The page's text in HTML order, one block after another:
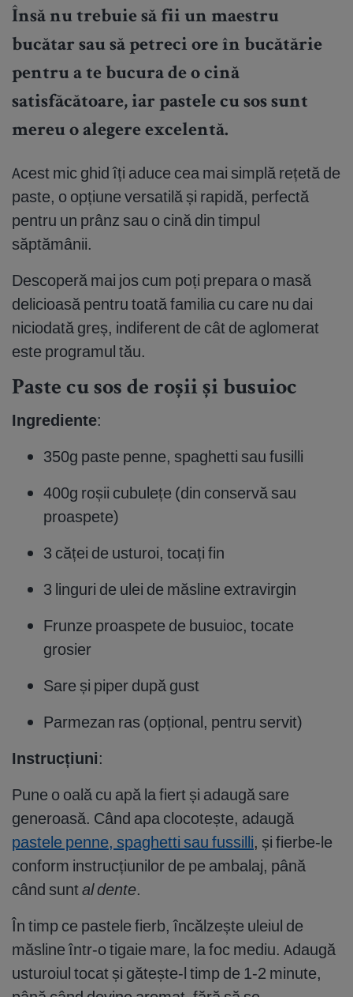
Însă nu trebuie să fii un maestru
bucătar sau să petreci ore în bucătărie
pentru a te bucura de o cină
satisfăcătoare, iar pastele cu sos sunt
mereu o alegere excelentă.
Acest mic ghid îți aduce cea mai simplă rețetă de
paste, o opțiune versatilă și rapidă, perfectă
pentru un prânz sau o cină din timpul
săptămânii.
Descoperă mai jos cum poți prepara o masă
delicioasă pentru toată familia cu care nu dai
niciodată greș, indiferent de cât de aglomerat
este programul tău.
Paste cu sos de roșii și busuioc
Ingrediente:
350g paste penne, spaghetti sau fusilli
400g roșii cubulețe (din conservă sau
proaspete)
3 căței de usturoi, tocați fin
3 linguri de ulei de măsline extravirgin
Frunze proaspete de busuioc, tocate
grosier
Sare și piper după gust
Parmezan ras (opțional, pentru servit)
Instrucțiuni:
Pune o oală cu apă la fiert și adaugă sare
generoasă. Când apa clocotește, adaugă
pastele penne, spaghetti sau fussilli, și fierbe-le
conform instrucțiunilor de pe ambalaj, până
când suntal dente.
În timp ce pastele fierb, încălzește uleiul de
măsline într-o tigaie mare, la foc mediu. Adaugă
usturoiul tocat și gătește-l timp de 1-2 minute,